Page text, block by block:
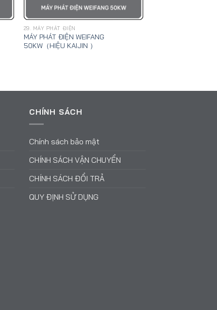
29. MÁY PHÁT ĐIỆN
MÁY PHÁT ĐIỆN WEIFANG
50KW（HIỆU KAIJIN ）
CHÍNH SÁCH
Chính sách bảo mật
CHÍNH SÁCH VẬN CHUYỂN
CHÍNH SÁCH ĐỔI TRẢ
QUY ĐỊNH SỬ DỤNG